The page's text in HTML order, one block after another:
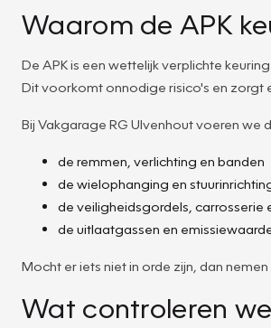
Waarom de APK
De APK is een wettelijk verplichte
Dit voorkomt onnodige risico's en zorgt
Bij Vakgarage RG Ulvenhout voeren
de remmen, verlichting en banden
de wielophanging en
de veiligheidsgordels, carrosserie
de uitlaatgassen en
Mocht er iets niet in orde zijn, dan
Wat controleren